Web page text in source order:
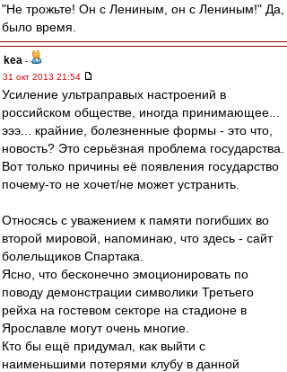
"Не трожьте! Он с Лениным, он с Лениным!" Да,
было время.
kea -
31 окт 2013 21:54
Усиление ультраправых настроений в
российском обществе, иногда принимающее...
эээ... крайние, болезненные формы - это что,
новость? Это серьёзная проблема государства.
Вот только причины её появления государство
почему-то не хочет/не может устранить.
Относясь с уважением к памяти погибших во
второй мировой, напоминаю, что здесь - сайт
болельщиков Спартака.
Ясно, что бесконечно эмоционировать по
поводу демонстрации символики Третьего
рейха на гостевом секторе на стадионе в
Ярославле могут очень многие.
Кто бы ещё придумал, как выйти с
наименьшими потерями клубу в данной